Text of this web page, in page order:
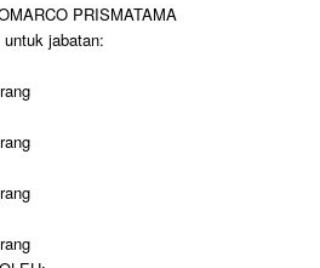
PRISMATAMA
jabatan: